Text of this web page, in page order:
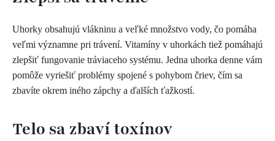
Uhorky obsahujú vlákninu a veľké množstvo vody, čo pomáha
veľmi významne pri trávení. Vitamíny v uhorkách tiež pomáhajú
zlepšiť fungovanie tráviaceho systému. Jedna uhorka denne vám
pomôže vyriešiť problémy spojené s pohybom čriev, čím sa
zbavíte okrem iného zápchy a ďalších ťažkostí.
Telo sa zbaví toxínov